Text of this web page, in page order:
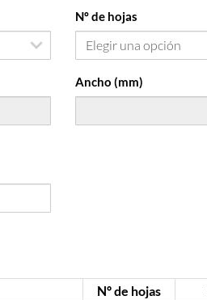
Nº de hojas
Ancho (mm)
Nº de hojas